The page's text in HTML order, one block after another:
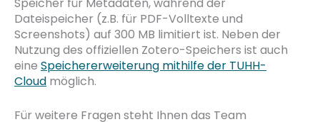
Dateispeicher (z.B. für PDF-Volltexte und
Screenshots) auf 300 MB limitiert ist. Neben der
Nutzung des offiziellen Zotero-Speichers ist auch
eine Speichererweiterung mithilfe der TUHH-
Cloud möglich.
Für weitere Fragen steht Ihnen das Team